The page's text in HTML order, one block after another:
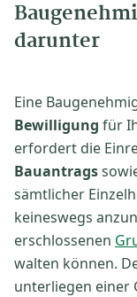
darunter
Eine
Bewilligung für
erfordert die
Bauantrags
sämtlicher
keineswegs
erschlossenen
walten können.
unterliegen einer